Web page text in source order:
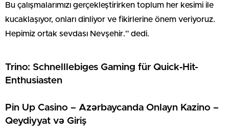
Bu çalışmalarımızı gerçekleştirirken toplum her kesimi ile
kucaklaşıyor, onları dinliyor ve fikirlerine önem veriyoruz.
Hepimiz ortak sevdası Nevşehir.” dedi.
Trino: Schnelllebiges Gaming für Quick‑Hit-
Enthusiasten
Pin Up Casino – Azərbaycanda Onlayn Kazino –
Qeydiyyat və Giriş